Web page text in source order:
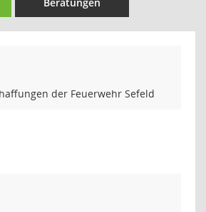
der Feuerwehr Sefeld